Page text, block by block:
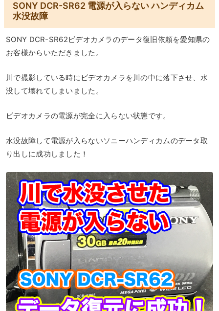
SONY DCR-SR62 電源が入らない ハンディカム
水没故障
SONY DCR-SR62ビデオカメラのデータ復旧依頼を愛知県の
お客様からいただきました。
川で撮影している時にビデオカメラを川の中に落下させ、水
没して壊れてしまいました。
ビデオカメラの電源が完全に入らない状態です。
水没故障して電源が入らないソニーハンディカムのデータ取
り出しに成功しました！